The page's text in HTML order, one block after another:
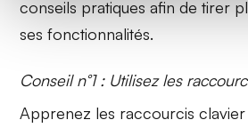
conseils pratiques afin de tirer
ses fonctionnalités.
Conseil n°1 : Utilisez les
Apprenez les raccourcis clavier